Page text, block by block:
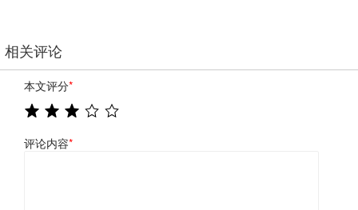
相关评论
本文评分*
评论内容*